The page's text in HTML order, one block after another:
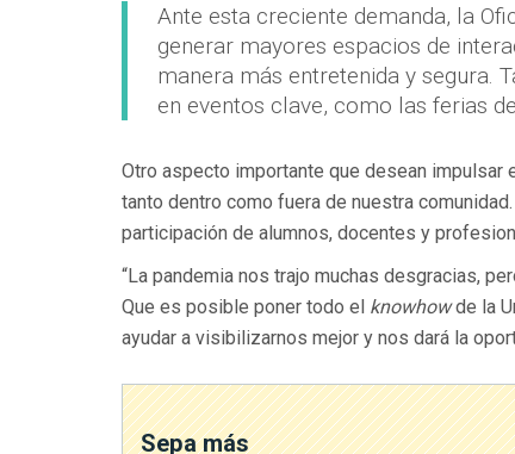
Ante esta creciente demanda, la
generar mayores espacios de
manera más entretenida y segura.
en eventos clave, como las ferias
Otro aspecto importante que desean
tanto dentro como fuera de nuestra
participación de alumnos, docentes y
“La pandemia nos trajo muchas desgracias,
Que es posible poner todo el knowhowde la
ayudar a visibilizarnos mejor y nos dará la
Sepa más